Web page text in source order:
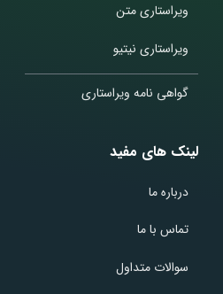
ویراستاری متن
ویراستاری نیتیو
گواهی نامه ویراستاری
لینک های مفید
درباره ما
تماس با ما
سوالات متداول